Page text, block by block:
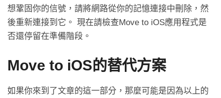
想鞏固你的信號，請將網路從你的記憶連接中刪除，然
後重新連接到它。 現在請檢查Move to iOS應用程式是
否還停留在準備階段。
Move to iOS的替代方案
如果你來到了文章的這一部分，那麼可能是因為以上的